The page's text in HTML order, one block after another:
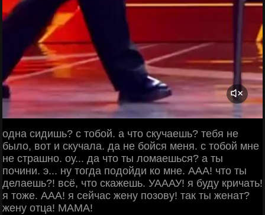
одна сидишь? с тобой. а что скучаешь? тебя не
было, вот и скучала. да не бойся меня. с тобой мне
не страшно. оу... да что ты ломаешься? а ты
почини. э... ну тогда подойди ко мне. ААА! что ты
делаешь?! всё, что скажешь. УАААУ! я буду кричать!
я тоже. ААА! я сейчас жену позову! так ты женат?
жену отца! МАМА!